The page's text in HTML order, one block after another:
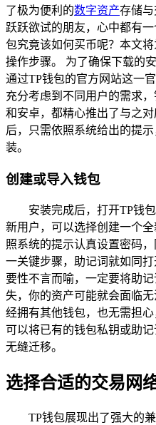
了极为便利的数字资产存储
跃跃欲试的朋友，心中都有
包究竟该如何买币呢？本文
操作步骤。 为了确保下载的
通过TP钱包的官方网站这一
充分考虑到不同用户的需求
和安卓，都精心推出了与之
后，只需依照系统给出的提
装。
创建或导入钱包
安装完成后，打开TP钱
新用户，可以选择创建一个
照系统的提示认真设置密码
一关键步骤，助记词就如同
要性不言而喻，一定要将助
失，你的资产可能就会面临
经拥有其他钱包，也无需担
可以将已有的钱包私钥或助
无缝迁移。
选择合适的交易网
TP钱包展现出了强大的